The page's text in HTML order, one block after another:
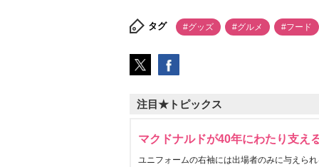
タグ #グッズ #グルメ #フード
注目★トピックス
マクドナルドが40年にわたり支え
ユニフォームの右袖には出場者のみに与えら